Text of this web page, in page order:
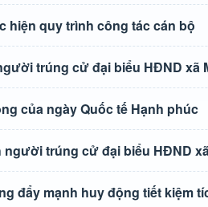
hiện quy trình công tác cán bộ
trúng cử đại biểu HĐND xã
của ngày Quốc tế Hạnh phúc
trúng cử đại biểu HĐND
đẩy mạnh huy động tiết kiệm